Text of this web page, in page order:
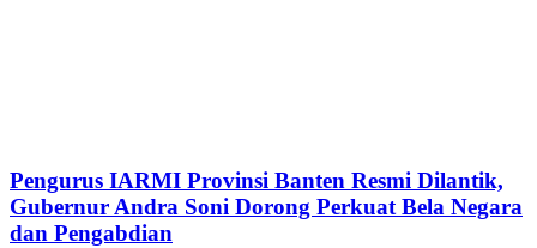
Pengurus IARMI Provinsi Banten Resmi Dilantik,
Gubernur Andra Soni Dorong Perkuat Bela Negara
dan Pengabdian